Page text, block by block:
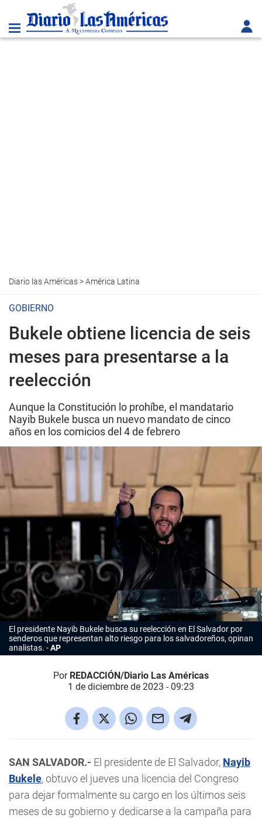
Diario las Américas>América Latina
GOBIERNO
Bukele obtiene licencia de seis
meses para presentarse a la
reelección
Aunque la Constitución lo prohíbe, el mandatario
Nayib Bukele busca un nuevo mandato de cinco
años en los comicios del 4 de febrero
El presidente Nayib Bukele busca su reelección en El Salvador por
senderos que representan alto riesgo para los salvadoreños, opinan
analistas.
AP
Por REDACCIÓN/Diario Las Américas
1 de diciembre de 2023 - 09:23
SAN SALVADOR.- El presidente de El Salvador, Nayib
Bukele, obtuvo el jueves una licencia del Congreso
para dejar formalmente su cargo en los últimos seis
meses de su gobierno y dedicarse a la campaña para